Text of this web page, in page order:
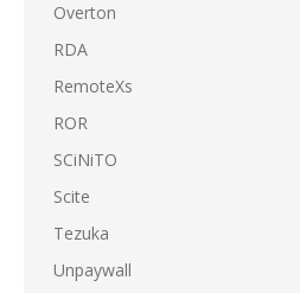
Overton
RDA
RemoteXs
ROR
SCiNiTO
Scite
Tezuka
Unpaywall